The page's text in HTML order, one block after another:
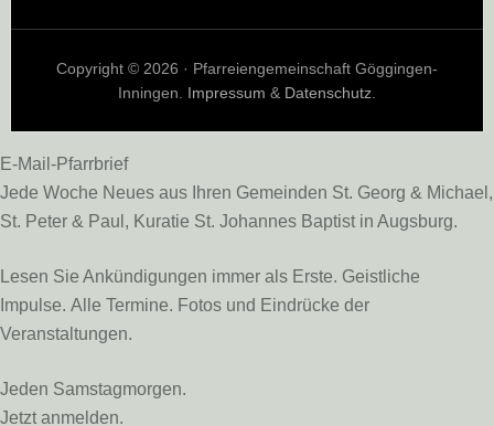
Copyright © 2026 · Pfarreiengemeinschaft Göggingen-
Inningen. Impressum & Datenschutz.
E-Mail-Pfarrbrief
Jede Woche Neues aus Ihren Gemeinden St. Georg & Michael,
St. Peter & Paul, Kuratie St. Johannes Baptist in Augsburg.
Lesen Sie Ankündigungen immer als Erste. Geistliche
Impulse. Alle Termine. Fotos und Eindrücke der
Veranstaltungen.
Jeden Samstagmorgen.
Jetzt anmelden.